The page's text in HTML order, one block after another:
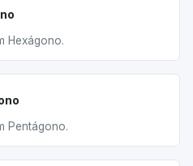
Hexágono.
Pentágono.